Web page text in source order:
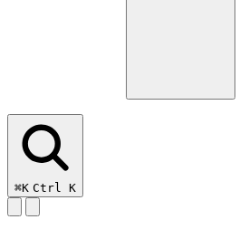
⌘K Ctrl K